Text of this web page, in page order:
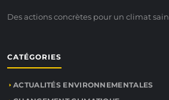
Des actions concrètes pour un climat sain
CATÉGORIES
ACTUALITÉS ENVIRONNEMENTALES